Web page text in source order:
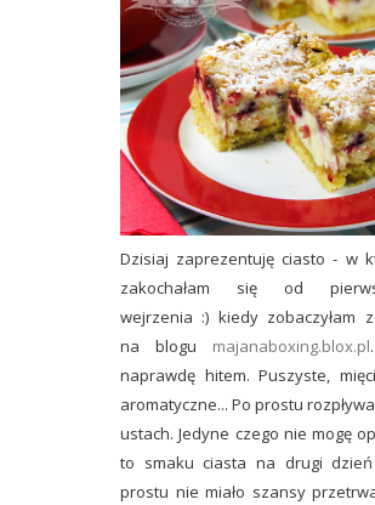
Dzisiaj zaprezentuję ciasto - w
zakochałam się od
wejrzenia :) kiedy zobaczyłam
na blogu majanaboxing.blox.pl
naprawdę hitem. Puszyste,
aromatyczne... Po prostu
ustach. Jedyne czego nie mogę
to smaku ciasta na drugi
prostu nie miało szansy